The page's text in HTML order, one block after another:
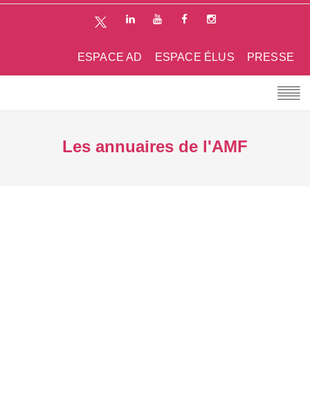
PRESSE
ESPACE ÉLUS
ESPACE AD
Les annuaires de l'AMF